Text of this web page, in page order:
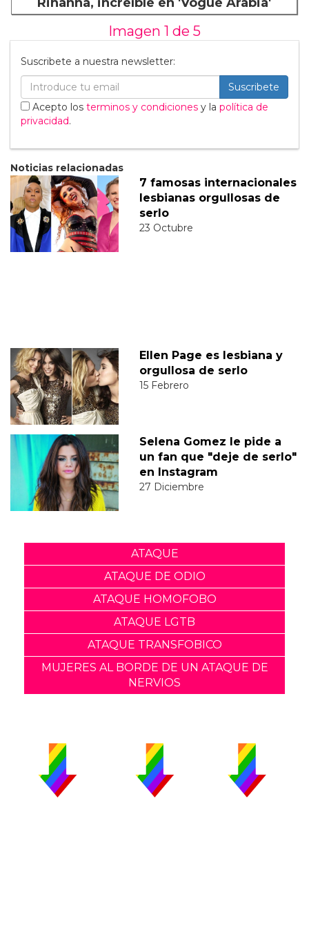
Rihanna, increíble en 'Vogue Arabia'
Imagen 1 de 5
Suscribete a nuestra newsletter:
Suscribete
Acepto los terminos y condiciones y la política de
privacidad.
Noticias relacionadas
7 famosas internacionales
lesbianas orgullosas de
serlo
23 Octubre
Ellen Page es lesbiana y
orgullosa de serlo
15 Febrero
Selena Gomez le pide a
un fan que "deje de serlo"
en Instagram
27 Diciembre
ATAQUE
ATAQUE DE ODIO
ATAQUE HOMOFOBO
ATAQUE LGTB
ATAQUE TRANSFOBICO
MUJERES AL BORDE DE UN ATAQUE DE
NERVIOS